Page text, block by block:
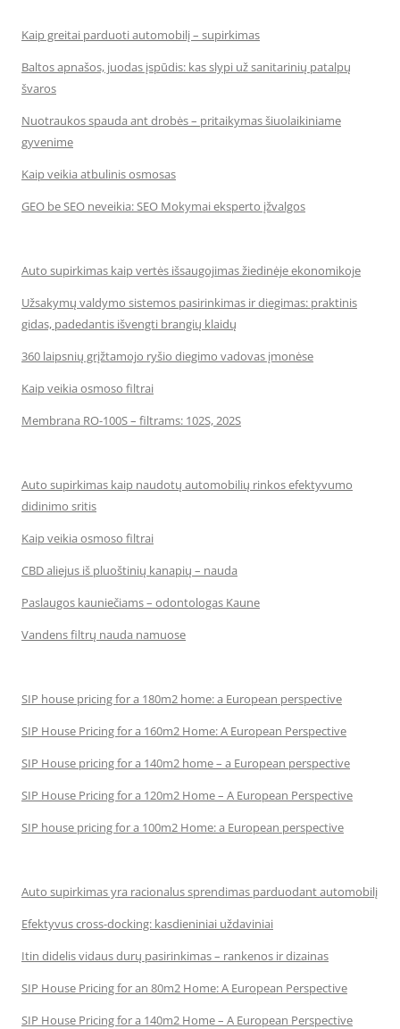
Kaip greitai parduoti automobilį – supirkimas
Baltos apnašos, juodas įspūdis: kas slypi už sanitarinių patalpų
švaros
Nuotraukos spauda ant drobės – pritaikymas šiuolaikiniame
gyvenime
Kaip veikia atbulinis osmosas
GEO be SEO neveikia: SEO Mokymai eksperto įžvalgos
Auto supirkimas kaip vertės išsaugojimas žiedinėje ekonomikoje
Užsakymų valdymo sistemos pasirinkimas ir diegimas: praktinis
gidas, padedantis išvengti brangių klaidų
360 laipsnių grįžtamojo ryšio diegimo vadovas įmonėse
Kaip veikia osmoso filtrai
Membrana RO-100S – filtrams: 102S, 202S
Auto supirkimas kaip naudotų automobilių rinkos efektyvumo
didinimo sritis
Kaip veikia osmoso filtrai
CBD aliejus iš pluoštinių kanapių – nauda
Paslaugos kauniečiams – odontologas Kaune
Vandens filtrų nauda namuose
SIP house pricing for a 180m2 home: a European perspective
SIP House Pricing for a 160m2 Home: A European Perspective
SIP House pricing for a 140m2 home – a European perspective
SIP House Pricing for a 120m2 Home – A European Perspective
SIP house pricing for a 100m2 Home: a European perspective
Auto supirkimas yra racionalus sprendimas parduodant automobilį
Efektyvus cross-docking: kasdieniniai uždaviniai
Itin didelis vidaus durų pasirinkimas – rankenos ir dizainas
SIP House Pricing for an 80m2 Home: A European Perspective
SIP House Pricing for a 140m2 Home – A European Perspective